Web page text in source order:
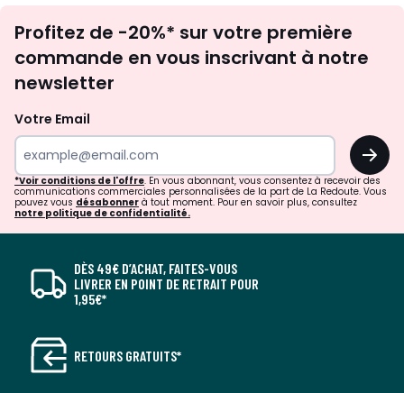
newsletter
Profitez de -20%* sur votre première
commande en vous inscrivant à notre
newsletter
Votre Email
OK
*Voir conditions de l'offre. En vous abonnant, vous consentez à recevoir des
communications commerciales personnalisées de la part de La Redoute. Vous
pouvez vous désabonner à tout moment. Pour en savoir plus, consultez
notre politique de confidentialité.
DÈS 49€ D’ACHAT, FAITES-VOUS
LIVRER EN POINT DE RETRAIT POUR
1,95€*
RETOURS GRATUITS*